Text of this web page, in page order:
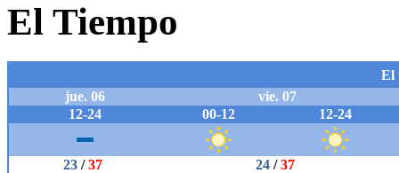
El Tiempo